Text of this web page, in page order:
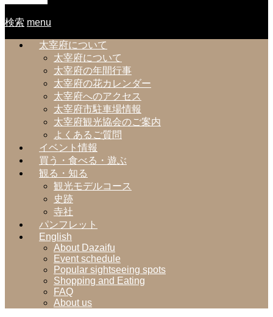
検索 menu
太宰府について
太宰府について
太宰府の年間行事
太宰府の花カレンダー
太宰府へのアクセス
太宰府市駐車場情報
太宰府観光協会のご案内
よくあるご質問
イベント情報
買う・食べる・遊ぶ
観る・知る
観光モデルコース
史跡
寺社
パンフレット
English
About Dazaifu
Event schedule
Popular sightseeing spots
Shopping and Eating
FAQ
About us